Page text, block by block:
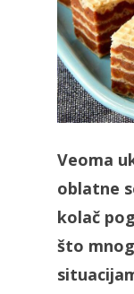
Veoma
oblatne
kolač
što